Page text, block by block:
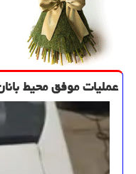
عملیات موفق محیط